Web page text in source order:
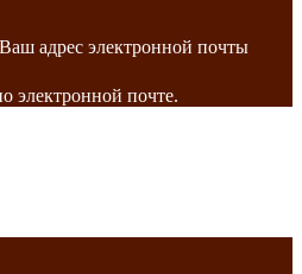
Ваш адрес электронной почты
электронной почте.